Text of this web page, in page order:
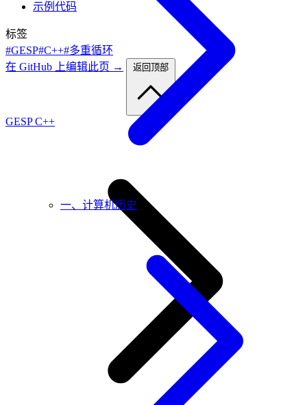
一、计算机历史
示例代码
标签
#GESP#C++#多重循环
在 GitHub 上编辑此页 →
返回顶部
GESP C++